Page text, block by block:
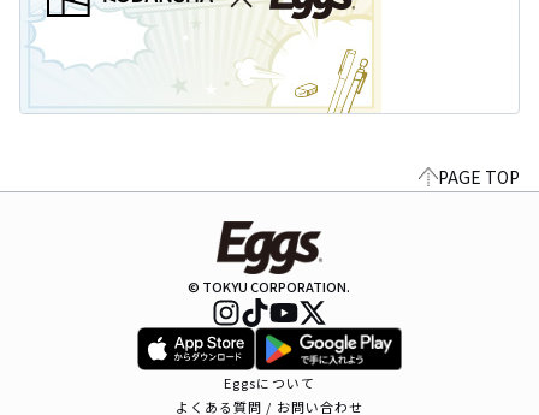
PAGE TOP
© TOKYU CORPORATION.
Eggsについて
よくある質問 / お問い合わせ